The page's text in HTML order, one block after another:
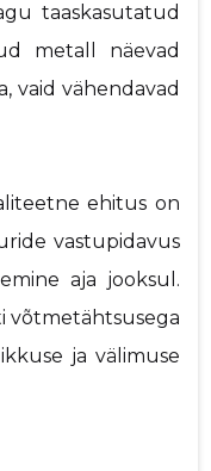
taaskasutatud
metall näevad
vaid vähendavad
ehitus on
vastupidavus
aja jooksul.
võtmetähtsusega
ja välimuse